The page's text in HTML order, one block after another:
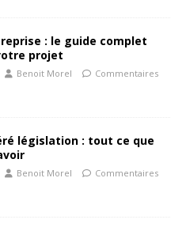
: le guide complet
projet
Benoit Morel
Commentaires
législation : tout ce que
Benoit Morel
Commentaires